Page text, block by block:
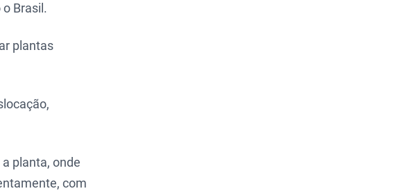
Brasil.
plantas
planta, onde
com